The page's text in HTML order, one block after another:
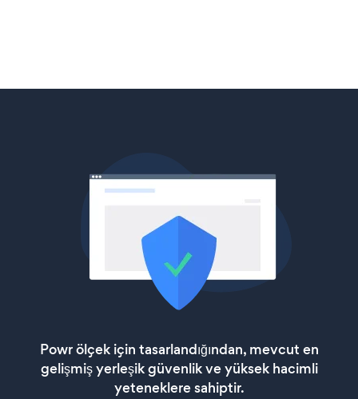
Powr ölçek için tasarlandığından, mevcut en
gelişmiş yerleşik güvenlik ve yüksek hacimli
yeteneklere sahiptir.